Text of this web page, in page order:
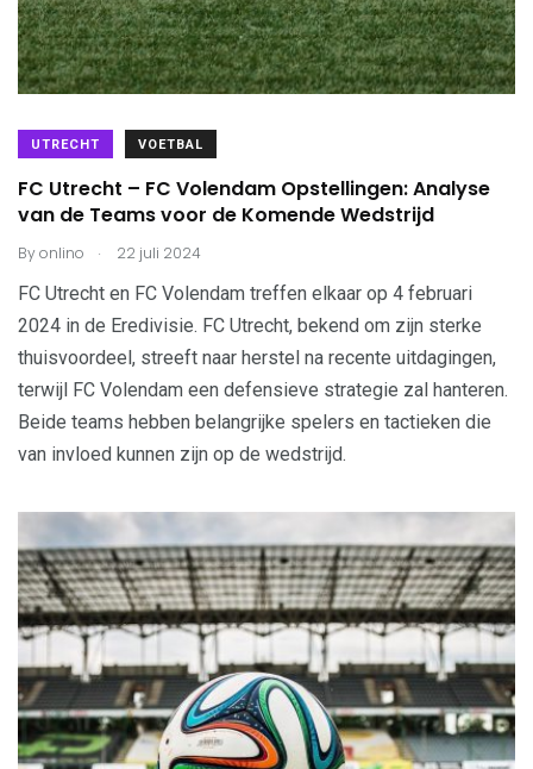
UTRECHT VOETBAL
FC Utrecht – FC Volendam Opstellingen: Analyse
van de Teams voor de Komende Wedstrijd
Byonlino . 22 juli 2024
FC Utrecht en FC Volendam treffen elkaar op 4 februari
2024 in de Eredivisie. FC Utrecht, bekend om zijn sterke
thuisvoordeel, streeft naar herstel na recente uitdagingen,
terwijl FC Volendam een defensieve strategie zal hanteren.
Beide teams hebben belangrijke spelers en tactieken die
van invloed kunnen zijn op de wedstrijd.